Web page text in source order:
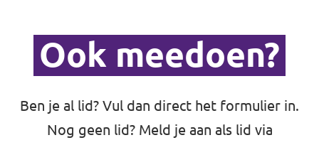
Ook meedoen?
Ben je al lid? Vul dan direct het formulier in.
Nog geen lid? Meld je aan als lid via